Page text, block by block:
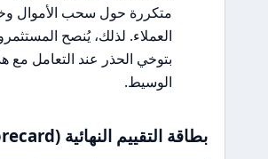
متكررة حول سحب الأموال
العملاء. لذلك، يُنصح
بتوخي الحذر عند التعامل مع
الوسيط.
بطاقة التقييم النهائية (Scorecard)